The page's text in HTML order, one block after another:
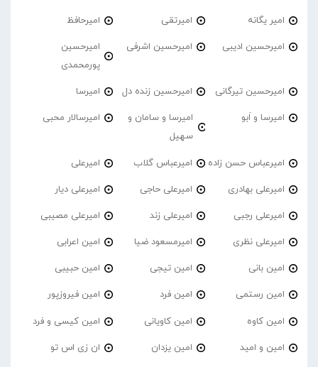
امیر یگانه امیرتقی امیرحافظ
امیرحسین ادیبی امیرحسین اشرفی
امیرحسین
پورمحمدی
امیرحسین تیرگانی امیرحسین زنده دل امیرسا
امیرسا و اَبو
امیرسا و سامان و
سهیل
امیرسالار محبی
امیرعباس حسن زاده امیرعباس گلاب امیرعلی
امیرعلی بهادری امیرعلی حاجی امیرعلی دیار
امیرعلی رجبی امیرعلی زند امیرعلی مصیبی
امیرعلی نظری امیرمسعود ضیا امین اعرابی
امین بانی امین تیجی امین حبیبی
امین رستمی امین فرد امین فیروزپور
امین کاوه امین کاویانی امین کیسی و فرد
امین و امید امین یزدان ان زی اس تو